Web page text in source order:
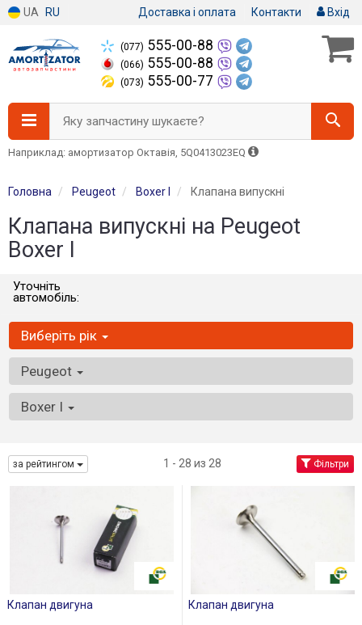
UA RU Доставка і оплата Контакти Вхід
(077) 555-00-88
(066) 555-00-88
(073) 555-00-77
Яку запчастину шукаєте?
Наприклад: амортизатор Октавія, 5Q0413023EQ
Головна Peugeot Boxer I Клапана випускні
Клапана випускні на Peugeot
Boxer I
Уточніть
автомобіль:
Виберіть рік
Peugeot
Boxer I
за рейтингом 1 - 28 из 28 Фільтри
Клапан двигуна Клапан двигуна